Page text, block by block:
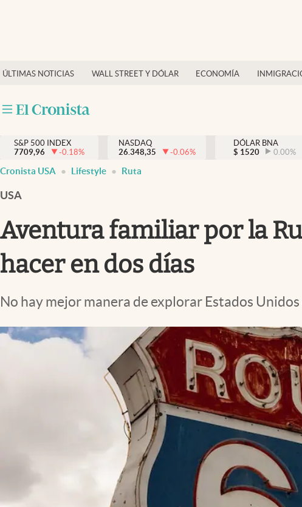
ÚLTIMAS NOTICIAS WALL STREET Y DÓLAR ECONOMÍA
Finanzas y economía
Inmigración
Trending
Streaming
PC y mobile
S&P 500 INDEX
7709,96
-0.18%
NASDAQ
26.348,35
-0.06%
DÓLAR BNA
$ 1520 0.00%
Cronista USA Lifestyle Ruta
USA
Aventura familiar por la
hacer en dos días
No hay mejor manera de explorar Estados